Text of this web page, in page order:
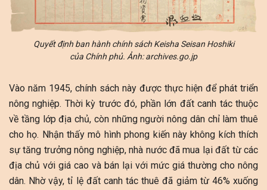
Quyết định ban hành chính sách Keisha Seisan Hoshiki
của Chính phủ. Ảnh: archives.go.jp
Vào năm 1945, chính sách này được thực hiện để phát triển
nông nghiệp. Thời kỳ trước đó, phần lớn đất canh tác thuộc
về tầng lớp địa chủ, còn những người nông dân chỉ làm thuê
cho họ. Nhận thấy mô hình phong kiến này không kích thích
sự tăng trưởng nông nghiệp, nhà nước đã mua lại đất từ các
địa chủ với giá cao và bán lại với mức giá thường cho nông
dân. Nhờ vậy, tỉ lệ đất canh tác thuê đã giảm từ 46% xuống